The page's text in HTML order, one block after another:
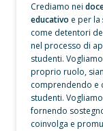
Crediamo nei
educativo e per la
come detentori
nel processo di
studenti.
proprio ruolo,
comprendendo e
studenti. Vogliamo
fornendo
coinvolga e